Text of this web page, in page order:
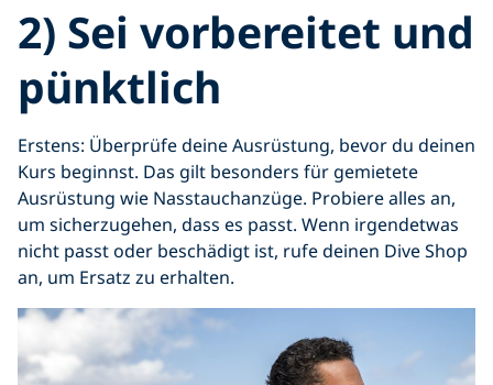
2) Sei vorbereitet und
pünktlich
Erstens: Überprüfe deine Ausrüstung, bevor du deinen
Kurs beginnst. Das gilt besonders für gemietete
Ausrüstung wie Nasstauchanzüge. Probiere alles an,
um sicherzugehen, dass es passt. Wenn irgendetwas
nicht passt oder beschädigt ist, rufe deinen Dive Shop
an, um Ersatz zu erhalten.